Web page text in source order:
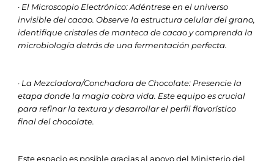
· El Microscopio Electrónico: Adéntrese en el universo
invisible del cacao. Observe la estructura celular del grano,
identifique cristales de manteca de cacao y comprenda la
microbiología detrás de una fermentación perfecta.
· La Mezcladora/Conchadora de Chocolate: Presencie la
etapa donde la magia cobra vida. Este equipo es crucial
para refinar la textura y desarrollar el perfil flavorístico
final del chocolate.
Este espacio es posible gracias al apoyo del Ministerio del